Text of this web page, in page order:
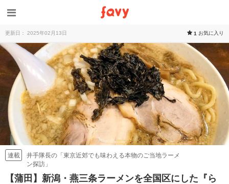
更新日： 2025年02月13日 1 お気に入り
連載
井手隊長の「東京近郊でも味わえる本物のご当地ラーメ
ン探訪」
【蒲田】新潟・燕三条ラーメンを全国区にした『ら